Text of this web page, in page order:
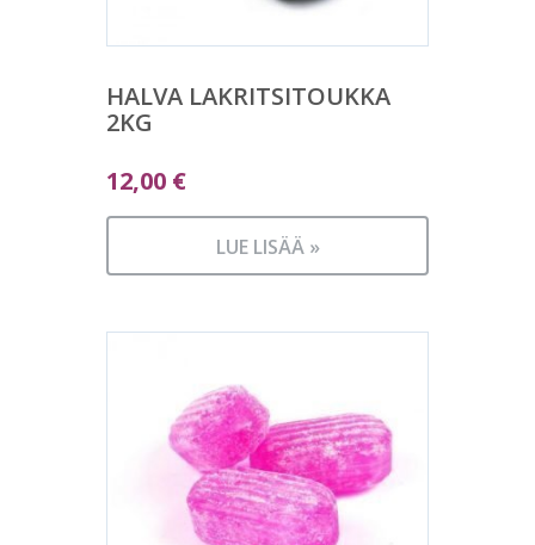
HALVA LAKRITSITOUKKA
2KG
12,00 €
LUE LISÄÄ »